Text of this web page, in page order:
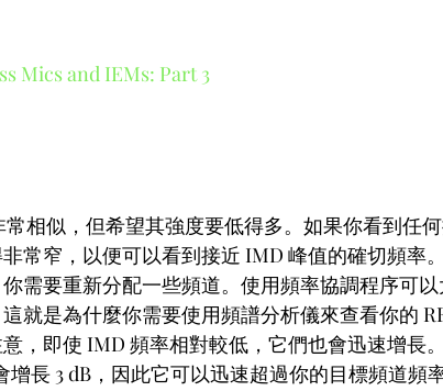
Mics and IEMs: Part 3
相似，但希望其強度要低得多。如果你看到任
常窄，以便可以看到接近 IMD 峰值的確切頻率
需要重新分配一些頻道。使用頻率協調程序可
就是為什麼你需要使用頻譜分析儀來查看你的
，即使 IMD 頻率相對較低，它們也會迅速增長
長 3 dB，因此它可以迅速超過你的目標頻道頻率